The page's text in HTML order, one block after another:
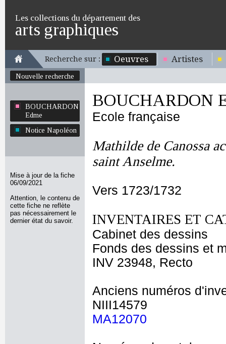
Les collections du département des
arts graphiques
Recherche sur : Oeuvres Artistes
Nouvelle recherche
BOUCHARDON
Edme
Notice Napoléon
Mise à jour de la fiche
06/09/2021
Attention, le contenu de
cette fiche ne reflète
pas nécessairement le
dernier état du savoir.
BOUCHARDON
Ecole française
Mathilde de Canossa
saint Anselme.
Vers 1723/1732
INVENTAIRES ET
Cabinet des dessins
Fonds des dessins et
INV 23948, Recto
Anciens numéros
NIII14579
MA12070